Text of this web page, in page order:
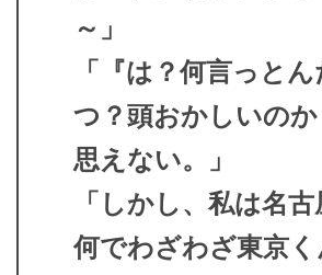
～」
「『は？何言っと
つ？頭おかしいの
思えない。」
「しかし、私は名古
何でわざわざ東京